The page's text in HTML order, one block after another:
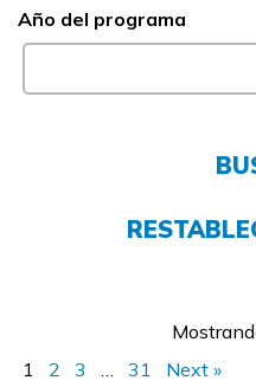
Año del programa
1
2 3 … 31 Next »